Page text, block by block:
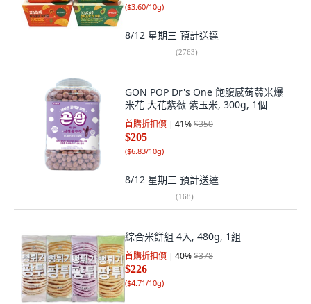
($3.60/10g)
8/12 星期三 預計送達
(2763)
GON POP Dr's One 飽腹感蒟蒻米爆
米花 大花紫薇 紫玉米, 300g, 1個
首購折扣價 41%$350
$205
($6.83/10g)
8/12 星期三 預計送達
(168)
綜合米餅組 4入, 480g, 1組
首購折扣價 40%$378
$226
($4.71/10g)